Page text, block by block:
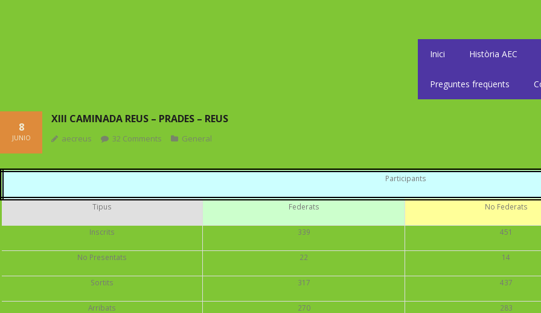
Inici Història AEC
Preguntes freqüents
XIII CAMINADA REUS – PRADES – REUS
8
JUNIO aecreus 32 Comments General
Participants
Tipus Federats No Federats
Inscrits 339 451
No Presentats 22 14
Sortits 317 437
Arribats 270 283